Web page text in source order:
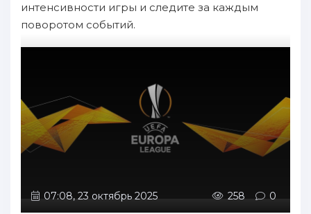
интенсивности игры и следите за каждым
поворотом событий.
07:08, 23 октябрь 2025 258 0